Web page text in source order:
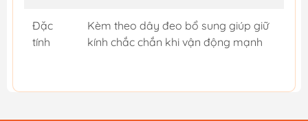
Đặc
tính
Kèm theo dây đeo bổ sung giúp giữ
kính chắc chắn khi vận động mạnh